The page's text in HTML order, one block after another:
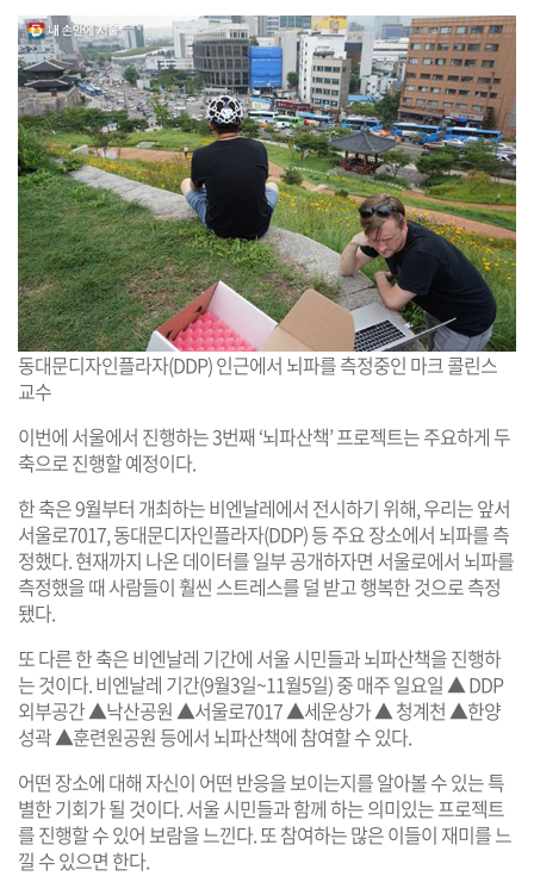
동대문디자인플라자(DDP) 인근에서 뇌파를 측정중인 마크 콜린스
교수
이번에 서울에서 진행하는 3번째 ‘뇌파산책’ 프로젝트는 주요하게 두
축으로 진행할 예정이다.
한 축은 9월부터 개최하는 비엔날레에서 전시하기 위해, 우리는 앞서
서울로7017, 동대문디자인플라자(DDP) 등 주요 장소에서 뇌파를 측
정했다. 현재까지 나온 데이터를 일부 공개하자면 서울로에서 뇌파를
측정했을 때 사람들이 훨씬 스트레스를 덜 받고 행복한 것으로 측정
됐다.
또 다른 한 축은 비엔날레 기간에 서울 시민들과 뇌파산책을 진행하
는 것이다. 비엔날레 기간(9월3일~11월5일) 중 매주 일요일 ▲ DDP
외부공간 ▲낙산공원 ▲서울로7017 ▲세운상가 ▲ 청계천 ▲한양
성곽 ▲훈련원공원 등에서 뇌파산책에 참여할 수 있다.
어떤 장소에 대해 자신이 어떤 반응을 보이는지를 알아볼 수 있는 특
별한 기회가 될 것이다. 서울 시민들과 함께 하는 의미있는 프로젝트
를 진행할 수 있어 보람을 느낀다. 또 참여하는 많은 이들이 재미를 느
낄 수 있으면 한다.